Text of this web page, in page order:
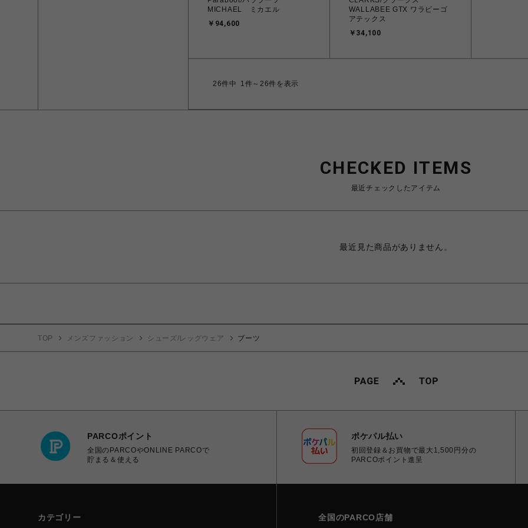
MICHAEL ミカエル
￥94,600
WALLABEE GTX ワラビーゴ
アテックス
￥34,100
26件中 1件～26件を表示
CHECKED ITEMS
最近チェックしたアイテム
最近見た商品がありません。
TOP メンズファッション シューズ/レッグウェア ブーツ
PARCOポイント
全国のPARCOやONLINE PARCOで
貯まる＆使える
ポケパル払い
初回登録＆お買物で最大1,500円分の
PARCOポイント進呈
カテゴリー 全国のPARCO店舗